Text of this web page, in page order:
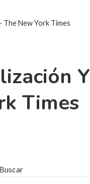
New York Times
Y
Times
Buscar